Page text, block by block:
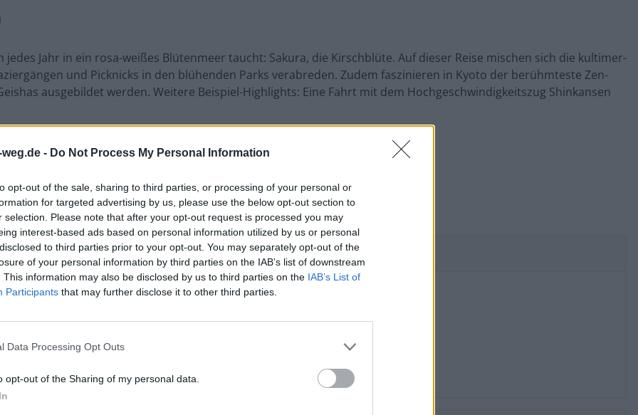
- Do Not Process My Personal Information
opt-out of the sale, sharing to third parties, or processing of your personal or
for targeted advertising by us, please use the below opt-out section to
selection. Please note that after your opt-out request is processed you may
interest-based ads based on personal information utilized by us or personal
to third parties prior to your opt-out. You may separately opt-out of the
of your personal information by third parties on the IAB’s list of downstream
This information may also be disclosed by us to third parties on the IAB’s List of
Participants that may further disclose it to other third parties.
Data Processing Opt Outs
opt-out of the Sharing of my personal data.
Jahr in ein rosa-weißes Blütenmeer taucht: Sakura, die Kirschblüte. Auf dieser Reise mischen sich die kultimer-
und Picknicks in den blühenden Parks verabreden. Zudem faszinieren in Kyoto der berühmteste Zen-
ausgebildet werden. Weitere Beispiel-Highlights: Eine Fahrt mit dem Hochgeschwindigkeitszug Shinkansen
Rome nach Berlin zurück
fort
2